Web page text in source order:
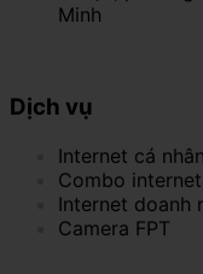
Minh
Dịch vụ
Internet cá nhân
Combo
Internet doanh
Camera FPT